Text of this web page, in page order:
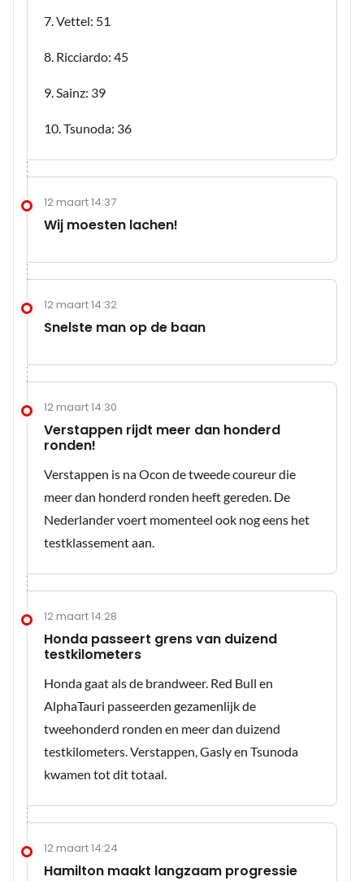
7. Vettel: 51
8. Ricciardo: 45
9. Sainz: 39
10. Tsunoda: 36
12 maart 14:37
Wij moesten lachen!
12 maart 14:32
Snelste man op de baan
12 maart 14:30
Verstappen rijdt meer dan honderd
ronden!
Verstappen is na Ocon de tweede coureur die
meer dan honderd ronden heeft gereden. De
Nederlander voert momenteel ook nog eens het
testklassement aan.
12 maart 14:28
Honda passeert grens van duizend
testkilometers
Honda gaat als de brandweer. Red Bull en
AlphaTauri passeerden gezamenlijk de
tweehonderd ronden en meer dan duizend
testkilometers. Verstappen, Gasly en Tsunoda
kwamen tot dit totaal.
12 maart 14:24
Hamilton maakt langzaam progressie